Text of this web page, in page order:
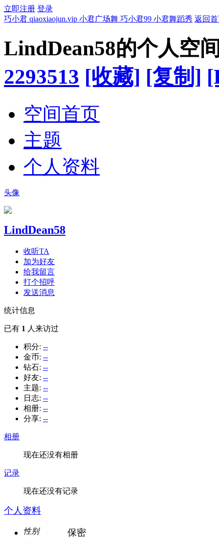
立即注册 登录
巧小君 qiaoxiaojun.vip 小君广场舞 巧小君99 小君舞蹈秀 返回
LindDean58的个人空
2293513 [收藏] [复制]
空间首页
主题
个人资料
头像
LindDean58
收听TA
加为好友
给我留言
打个招呼
发送消息
统计信息
已有 1 人来访过
积分: --
金币: --
钻石: --
好友: --
主题: --
日志: --
相册: --
分享: --
相册
现在还没有相册
记录
现在还没有记录
个人资料
性别 保密